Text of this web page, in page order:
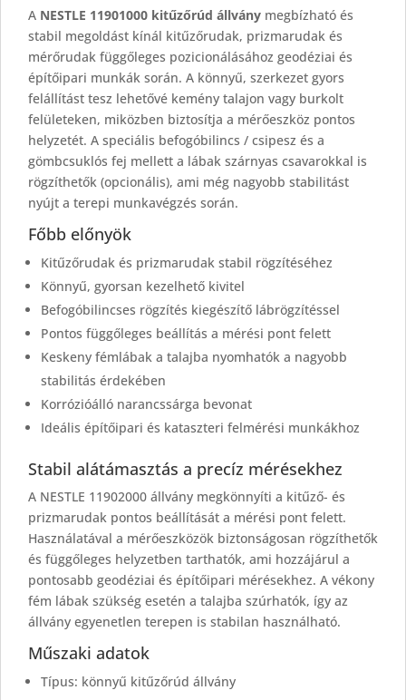
A NESTLE 11901000 kitűzőrúd állvány megbízható és
stabil megoldást kínál kitűzőrudak, prizmarudak és
mérőrudak függőleges pozicionálásához geodéziai és
építőipari munkák során. A könnyű, szerkezet gyors
felállítást tesz lehetővé kemény talajon vagy burkolt
felületeken, miközben biztosítja a mérőeszköz pontos
helyzetét. A speciális befogóbilincs / csipesz és a
gömbcsuklós fej mellett a lábak szárnyas csavarokkal is
rögzíthetők (opcionális), ami még nagyobb stabilitást
nyújt a terepi munkavégzés során.
Főbb előnyök
Kitűzőrudak és prizmarudak stabil rögzítéséhez
Könnyű, gyorsan kezelhető kivitel
Befogóbilincses rögzítés kiegészítő lábrögzítéssel
Pontos függőleges beállítás a mérési pont felett
Keskeny fémlábak a talajba nyomhatók a nagyobb
stabilitás érdekében
Korrózióálló narancssárga bevonat
Ideális építőipari és kataszteri felmérési munkákhoz
Stabil alátámasztás a precíz mérésekhez
A NESTLE 11902000 állvány megkönnyíti a kitűző- és
prizmarudak pontos beállítását a mérési pont felett.
Használatával a mérőeszközök biztonságosan rögzíthetők
és függőleges helyzetben tarthatók, ami hozzájárul a
pontosabb geodéziai és építőipari mérésekhez. A vékony
fém lábak szükség esetén a talajba szúrhatók, így az
állvány egyenetlen terepen is stabilan használható.
Műszaki adatok
Típus: könnyű kitűzőrúd állvány